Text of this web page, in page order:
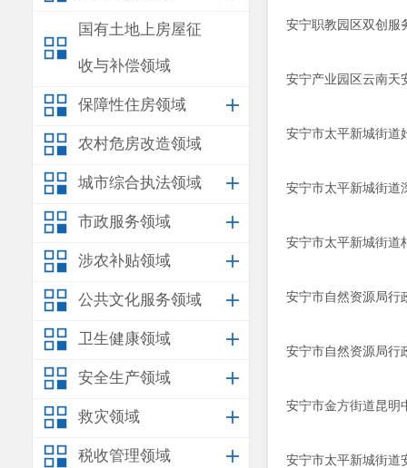
国有土地上房屋征
收与补偿领域
保障性住房领域
农村危房改造领域
城市综合执法领域
市政服务领域
涉农补贴领域
公共文化服务领域
卫生健康领域
安全生产领域
救灾领域
税收管理领域
安宁职教园区双创服
安宁产业园区云南天
安宁市太平新城街道
安宁市太平新城街道
安宁市太平新城街道
安宁市自然资源局行
安宁市自然资源局行
安宁市金方街道昆明
安宁市太平新城街道